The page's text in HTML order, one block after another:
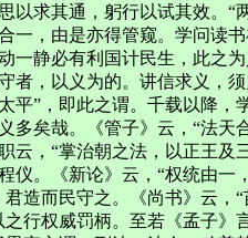
以求其通，躬行以试其效。“
一，由是亦得管窥。学问读
一静必有利国计民生，此之
者，以义为的。讲信求义，
平”，即此之谓。千载以降，
多矣哉。《管子》云，“法天
云，“掌治朝之法，以正王及
仪。《新论》云，“权统由一
造而民守之。《尚书》云，
行权威罚柄。至若《孟子》